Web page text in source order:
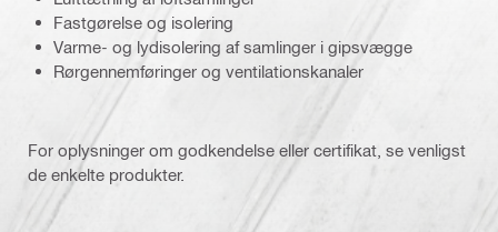
Fastgørelse og isolering
Varme- og lydisolering af samlinger i gipsvægge
Rørgennemføringer og ventilationskanaler
For oplysninger om godkendelse eller certifikat, se venligst
de enkelte produkter.